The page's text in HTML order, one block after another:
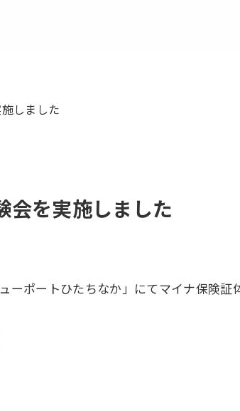
しました
会を実施しました
ポートひたちなか」にてマイナ保険証